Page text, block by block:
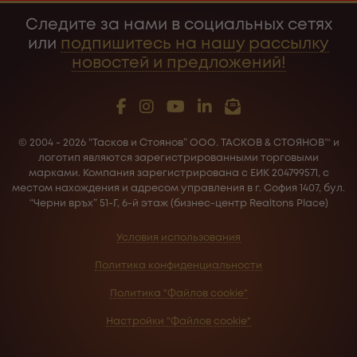
уделяя внимание каждой детали, которая
способствует ощущению гармонии,
безопасности и бескомпромиссного качества
жизни — именно таких, какие выбирают L'Avenue
Этот проект обещает стать новым лицом
утонченным вкусом, высокими требованиями и
стремлением к гармонии между природой,
архитектурой и повседневной жизнью.
официальном сайте.
Следите за нами в социальных сетях
или подпишитесь на нашу рассылку
новостей и предложений!
© 2004 - 2026 “Тасков и Стоянов” ООО. ТАСКОВ & СТОЯНОВ™ и
логотип являются зарегистрированными торговыми
марками. Компания зарегистрирована с ЕИК 204799571, с
местом нахождения и адресом управления в г. София 1407, бул.
“Черни връх” 51-Г, 6-й этаж (бизнес-центр Realtons Place)
Условия использования
Политика конфиденциальности
Политика "Файлов cookie"
Настройки "Файлов cookie"